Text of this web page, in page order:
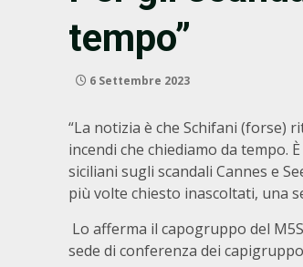
tempo”
6 Settembre 2023
“La notizia è che Schifani (forse)
incendi che chiediamo da tempo.
siciliani sugli scandali Cannes e
più volte chiesto inascoltati, una
Lo afferma il capogruppo del
sede di conferenza dei